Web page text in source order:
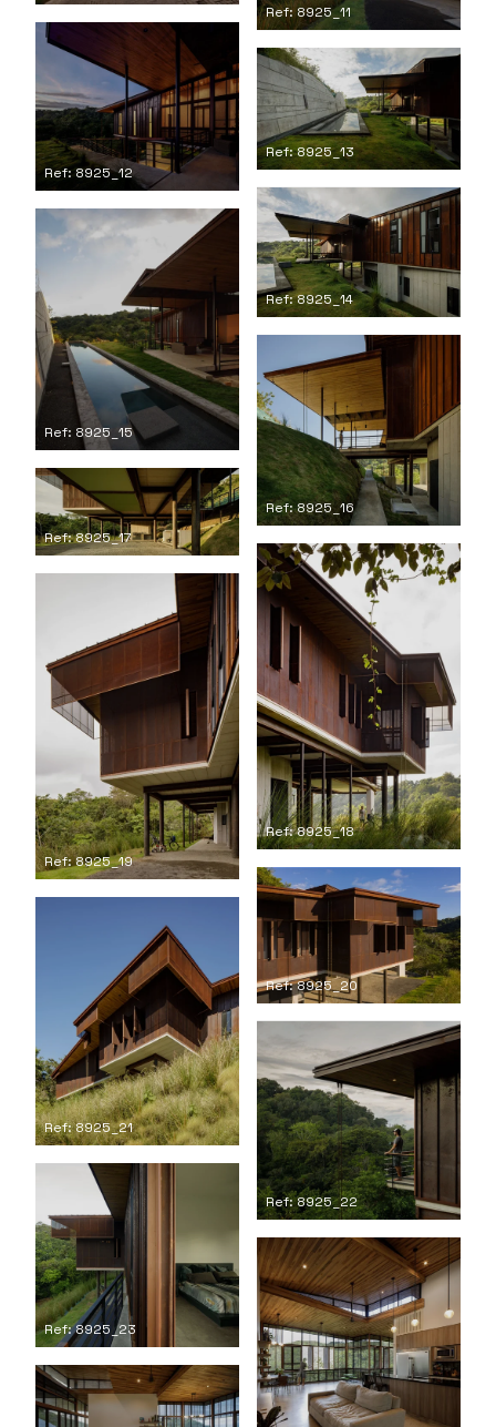
Ref: 8925_11
Ref: 8925_12
Ref: 8925_13
Ref: 8925_14
Ref: 8925_15
Ref: 8925_16
Ref: 8925_17
Ref: 8925_18
Ref: 8925_19
Ref: 8925_20
Ref: 8925_21
Ref: 8925_22
Ref: 8925_23